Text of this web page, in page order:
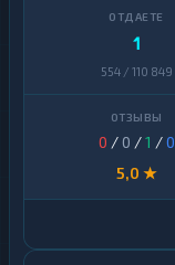
1
554 / 110 849
0 / 0 /1 /0
5,0 ★